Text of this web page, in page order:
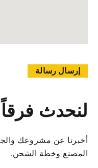
إرسال رسالة
لنحدث فرقاً
أخبرنا عن مشروعك
المصنع وخطة الشحن.